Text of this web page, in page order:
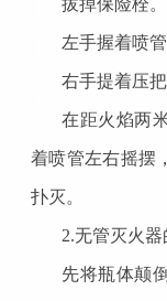
左手握着喷管
右手提着压把
在距火焰两
着喷管左右摇摆
扑灭。
2.无管灭火器
先将瓶体颠